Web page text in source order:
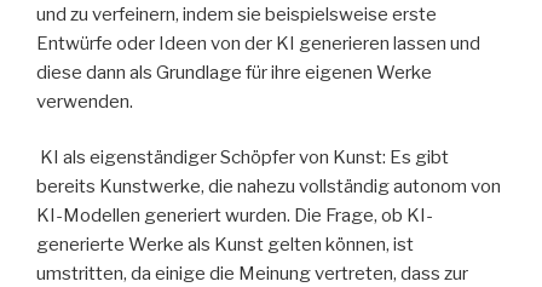
und zu verfeinern, indem sie beispielsweise erste
Entwürfe oder Ideen von der KI generieren lassen und
diese dann als Grundlage für ihre eigenen Werke
verwenden.
KI als eigenständiger Schöpfer von Kunst: Es gibt
bereits Kunstwerke, die nahezu vollständig autonom von
KI-Modellen generiert wurden. Die Frage, ob KI-
generierte Werke als Kunst gelten können, ist
umstritten, da einige die Meinung vertreten, dass zur